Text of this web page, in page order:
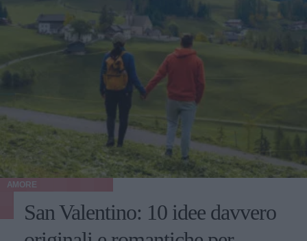
AMORE
San Valentino: 10 idee davvero